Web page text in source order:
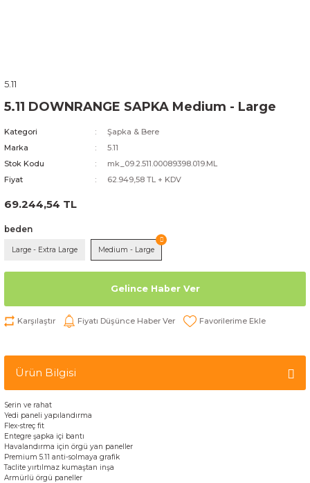
5.11
5.11 DOWNRANGE SAPKA Medium - Large
Kategori
Şapka & Bere
Marka
5.11
Stok Kodu
mk_09.2.511.00089398.019.ML
Fiyat
62.949,58 TL + KDV
69.244,54 TL
beden
Large - Extra Large Medium - Large
Gelince Haber Ver
Karşılaştır Fiyatı Düşünce Haber Ver
Ürün Bilgisi
Serin ve rahat
Yedi paneli yapılandırma
Flex-streç fit
Entegre şapka içi bantı
Havalandırma için örgü yan paneller
Premium 5.11 anti-solmaya grafik
Taclite yırtılmaz kumaştan inşa
Armürlü örgü paneller